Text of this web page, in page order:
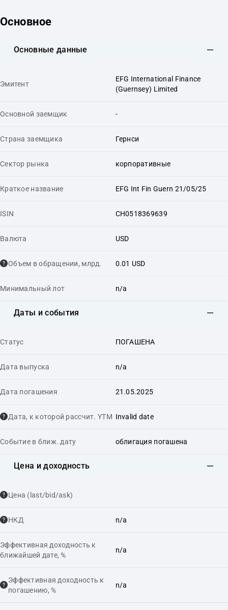
Основное
Основные данные
Эмитент
EFG International Finance
(Guernsey) Limited
Основной заемщик -
Страна заемщика Гернси
Сектор рынка корпоративные
Краткое название EFG Int Fin Guern 21/05/25
ISIN CH0518369639
Валюта USD
Объем в обращении, млрд. 0.01 USD
Минимальный лот n/a
Даты и события
Статус ПОГАШЕНА
Дата выпуска n/a
Дата погашения 21.05.2025
Дата, к которой рассчит. YTM Invalid date
Событие в ближ. дату облигация погашена
Цена и доходность
Цена (last/bid/ask)
НКД n/a
Эффективная доходность к
ближайшей дате, %
n/a
Эффективная доходность к
погашению, %
n/a